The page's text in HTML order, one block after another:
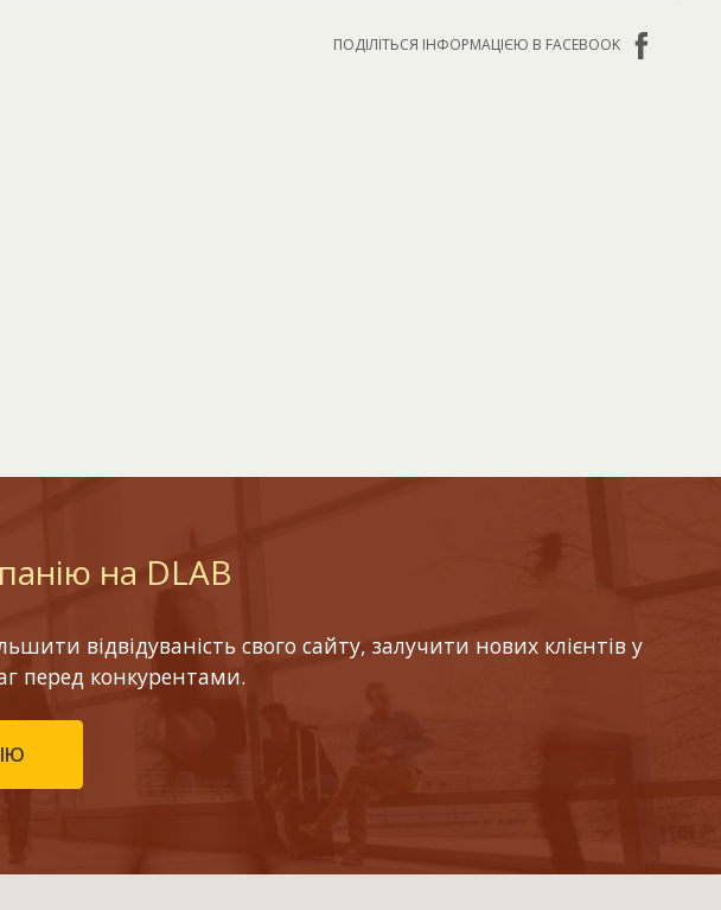
ПОДІЛІТЬСЯ ІНФОРМАЦІЄЮ В FACEBOOK
на DLAB
відвідуваність свого сайту, залучити нових клієнтів у
перед конкурентами.